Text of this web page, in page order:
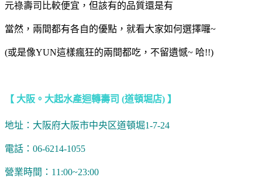
元祿壽司比較便宜，但該有的品質還是有
當然，兩間都有各自的優點，就看大家如何選擇囉~
(或是像YUN這樣瘋狂的兩間都吃，不留遺憾~ 哈!!)
【 大阪。大起水產迴轉壽司 (道頓堀店) 】
地址：大阪府大阪市中央区道頓堀1-7-24
電話：06-6214-1055
營業時間：11:00~23:00